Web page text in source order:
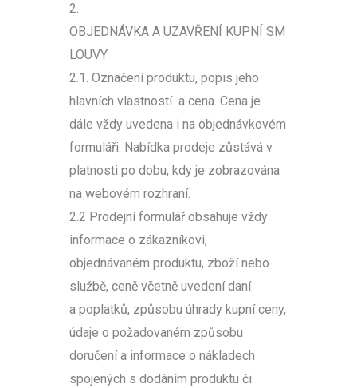
2.
OBJEDNÁVKA A UZAVŘENÍ KUPNÍ SM
LOUVY
2.1. Označení produktu, popis jeho
hlavních vlastností a cena. Cena je
dále vždy uvedena i na objednávkovém
formuláři. Nabídka prodeje zůstává v
platnosti po dobu, kdy je zobrazována
na webovém rozhraní.
2.2 Prodejní formulář obsahuje vždy
informace o zákazníkovi,
objednávaném produktu, zboží nebo
službě, ceně včetně uvedení daní
a poplatků, způsobu úhrady kupní ceny,
údaje o požadovaném způsobu
doručení a informace o nákladech
spojených s dodáním produktu či